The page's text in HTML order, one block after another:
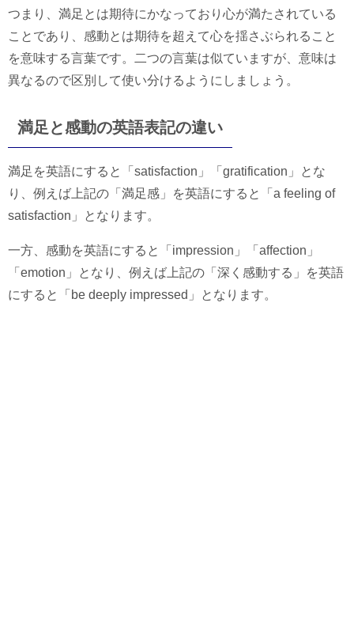
つまり、満足とは期待にかなっており心が満たされている
ことであり、感動とは期待を超えて心を揺さぶられること
を意味する言葉です。二つの言葉は似ていますが、意味は
異なるので区別して使い分けるようにしましょう。
満足と感動の英語表記の違い
満足を英語にすると「satisfaction」「gratification」とな
り、例えば上記の「満足感」を英語にすると「a feeling of
satisfaction」となります。
一方、感動を英語にすると「impression」「affection」
「emotion」となり、例えば上記の「深く感動する」を英語
にすると「be deeply impressed」となります。